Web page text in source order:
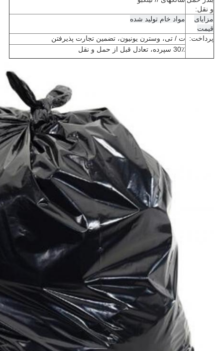
و نقل:
مزایای
قیمت
مواد خام تولید شده
پرداخت:
ت / تی، وسترن یونیون، تضمین تجارت پذیرفتن
30٪ سپرده، تعادل قبل از حمل و نقل